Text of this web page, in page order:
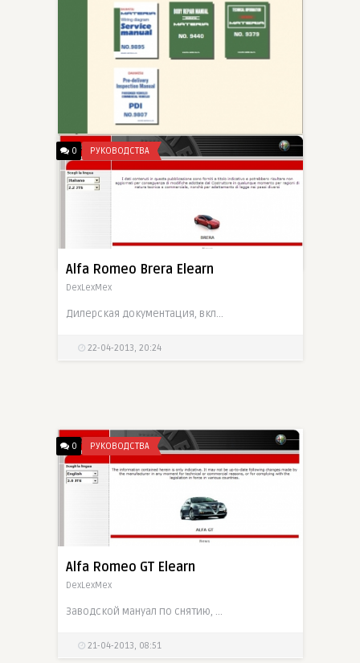
Daihatsu Service Manuals
Оригинальные сервис мануалы по ремонту автомобилей Charade, Materia, Feroza, Sirion, YRV, Terios
0 РУКОВОДСТВА
Alfa Romeo Brera Elearn
DexLexMex
Дилерская документация, включающая руководства по ремонту и техобслуживанию, методы диагностики и устранения неисправностей
22-04-2013, 20:24
0 РУКОВОДСТВА
Alfa Romeo GT Elearn
DexLexMex
Заводской мануал по снятию, установке, регулировке, диагностике узлов автомобиля Alfa Romeo GT
21-04-2013, 08:51